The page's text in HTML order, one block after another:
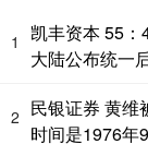
1
凯丰资本 55：
大陆公布统一
2 民银证券 黄维
时间是1976年